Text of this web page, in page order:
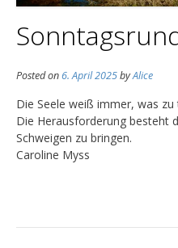
Posted on6. April 2025byAlice
Die Seele weiß immer, was
Die Herausforderung besteht
Schweigen zu bringen.
Caroline Myss